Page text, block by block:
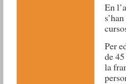
En
Per
de
la